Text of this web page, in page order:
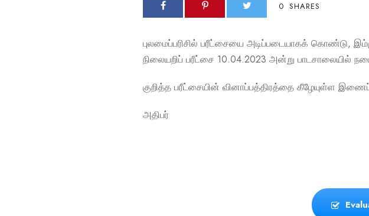
0 SHARES
புலமைப்பரிசில் பரீட்சையை அடிப்படையாகக் கொண்டு,
நிலையறிப் பரீட்சை 10.04.2023 அன்று பாடசாலையில்
குறித்த பரீட்சையின் வினாப்பத்திரத்தை கீழேயுள்ள
அதிபர்